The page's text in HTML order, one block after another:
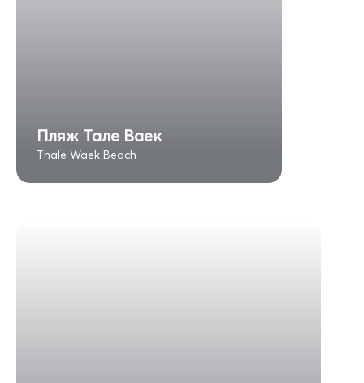
Пляж Тале Ваек
Thale Waek Beach